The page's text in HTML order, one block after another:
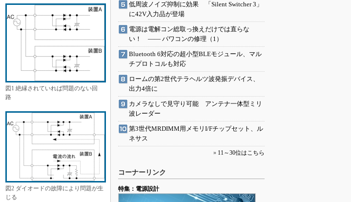
図1 絶縁されていれば問題のない回
路
図2 ダイオードの故障により問題が生
じる
低周波ノイズ抑制に効果 「Silent Switcher 3」
に42V入力品が登場
電源は電解コン総取っ換えだけでは直らな
い！ ―― パワコンの修理（1）
Bluetooth 6対応の超小型BLEモジュール、マル
チプロトコルも対応
ロームの第2世代テラヘルツ波発振デバイス、
出力4倍に
カメラなしで見守り可能 アンテナ一体型ミリ
波レーダー
第3世代MRDIMM用メモリI/Fチップセット、ル
ネサス
» 11～30位はこちら
コーナーリンク
特集：電源設計